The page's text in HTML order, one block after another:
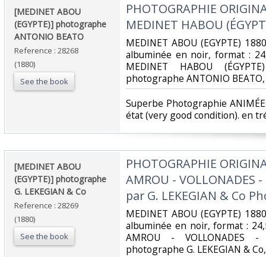
‎[MEDINET ABOU
(EGYPTE)] photographe
ANTONIO BEATO‎
Reference : 28268
(1880)
See the book
‎PHOTOGRAPHIE
MEDINET HABOU
‎MEDINET ABOU (EGYPTE)
albuminée en noir, format :
MEDINET HABOU
photographe ANTONIO BEATO,‎
‎Superbe Photographie ANIMÉE
état (very good condition). en
‎[MEDINET ABOU
(EGYPTE)] photographe
G. LEKEGIAN & Co‎
Reference : 28269
(1880)
See the book
‎PHOTOGRAPHIE
AMROU - VOLLONADES -
par G. LEKEGIAN & Co
‎MEDINET ABOU (EGYPTE)
albuminée en noir, format :
AMROU - VOLLONADES
photographe G. LEKEGIAN & Co,‎